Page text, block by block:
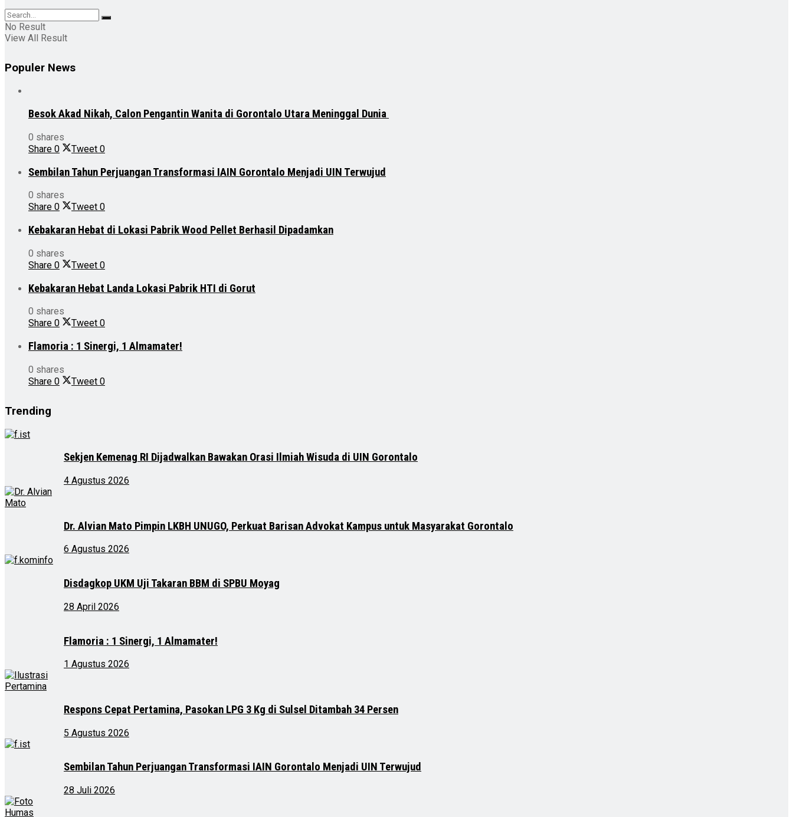
No Result
View All Result
Populer News
Besok Akad Nikah, Calon Pengantin Wanita di Gorontalo Utara Meninggal Dunia
0 shares
Share 0 Tweet 0
Sembilan Tahun Perjuangan Transformasi IAIN Gorontalo Menjadi UIN Terwujud
0 shares
Share 0 Tweet 0
Kebakaran Hebat di Lokasi Pabrik Wood Pellet Berhasil Dipadamkan
0 shares
Share 0 Tweet 0
Kebakaran Hebat Landa Lokasi Pabrik HTI di Gorut
0 shares
Share 0 Tweet 0
Flamoria : 1 Sinergi, 1 Almamater!
0 shares
Share 0 Tweet 0
Trending
Sekjen Kemenag RI Dijadwalkan Bawakan Orasi Ilmiah Wisuda di UIN Gorontalo
4 Agustus 2026
Dr. Alvian Mato Pimpin LKBH UNUGO, Perkuat Barisan Advokat Kampus untuk Masyarakat Gorontalo
6 Agustus 2026
Disdagkop UKM Uji Takaran BBM di SPBU Moyag
28 April 2026
Flamoria : 1 Sinergi, 1 Almamater!
1 Agustus 2026
Respons Cepat Pertamina, Pasokan LPG 3 Kg di Sulsel Ditambah 34 Persen
5 Agustus 2026
Sembilan Tahun Perjuangan Transformasi IAIN Gorontalo Menjadi UIN Terwujud
28 Juli 2026